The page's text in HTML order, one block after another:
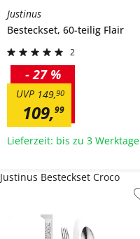
Justinus
Besteckset, 60-teilig Flair
2
109,99
149,90
UVP
- 27 %
Lieferzeit: bis zu 3 Werktage
Justinus Besteckset Croco